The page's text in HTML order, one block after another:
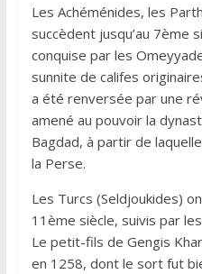
Les Achéménides, les
succèdent jusqu’au 7ème
conquise par les
sunnite de califes
a été renversée par une
amené au pouvoir la
Bagdad, à partir de
la Perse.
Les Turcs (Seldjoukides)
11ème siècle, suivis par
Le petit-fils de Gengis
en 1258, dont le sort fut